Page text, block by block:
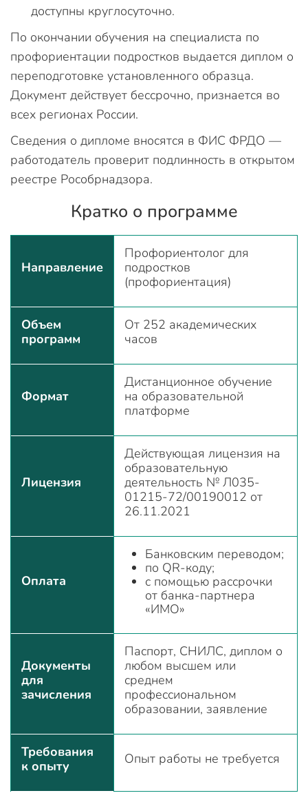
доступны круглосуточно.
По окончании обучения на специалиста по
профориентации подростков выдается диплом о
переподготовке установленного образца.
Документ действует бессрочно, признается во
всех регионах России.
Сведения о дипломе вносятся в ФИС ФРДО —
работодатель проверит подлинность в открытом
реестре Рособрнадзора.
Кратко о программе
Направление
Профориентолог для
подростков
(профориентация)
Объем
программ
От 252 академических
часов
Формат
Дистанционное обучение
на образовательной
платформе
Лицензия
Действующая лицензия на
образовательную
деятельность № Л035-
01215-72/00190012 от
26.11.2021
Оплата
Банковским переводом;
по QR-коду;
с помощью рассрочки
от банка-партнера
«ИМО»
Документы
для
зачисления
Паспорт, СНИЛС, диплом о
любом высшем или
среднем
профессиональном
образовании, заявление
Требования
к опыту
Опыт работы не требуется